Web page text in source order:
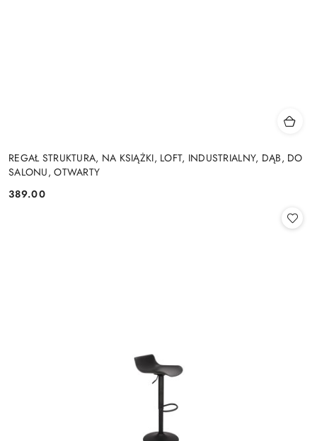
REGAŁ STRUKTURA, NA KSIĄŻKI, LOFT, INDUSTRIALNY, DĄB, DO
SALONU, OTWARTY
Cena:
389.00